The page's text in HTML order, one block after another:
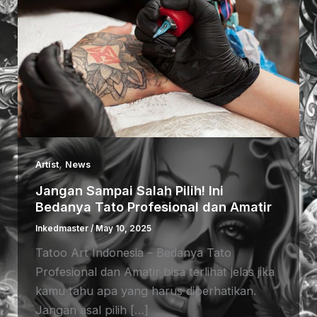
Artist, News
Jangan Sampai Salah Pilih! Ini
Bedanya Tato Profesional dan Amatir
Inkedmaster /May 10, 2025
Tatoo Art Indonesia – Bedanya Tato
Profesional dan Amatir bisa terlihat jelas jika
kamu tahu apa yang harus diperhatikan.
Jangan asal pilih […]